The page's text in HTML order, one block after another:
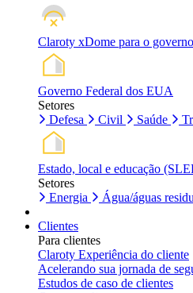
Claroty xDome para o governo
Governo Federal dos EUA
Setores
Defesa
Civil Saúde
Estado, local e educação
Setores
Energia
Água/águas
Clientes
Para clientes
Claroty Experiência do cliente
Acelerando sua jornada de
Estudos de caso de clientes